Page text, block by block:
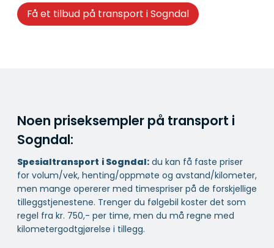
Få et tilbud på transport i Sogndal
Noen priseksempler på transport i
Sogndal:
Spesialtransport i Sogndal: du kan få faste priser
for volum/vek, henting/oppmøte og avstand/kilometer,
men mange opererer med timespriser på de forskjellige
tilleggstjenestene. Trenger du følgebil koster det som
regel fra kr. 750,- per time, men du må regne med
kilometergodtgjørelse i tillegg.